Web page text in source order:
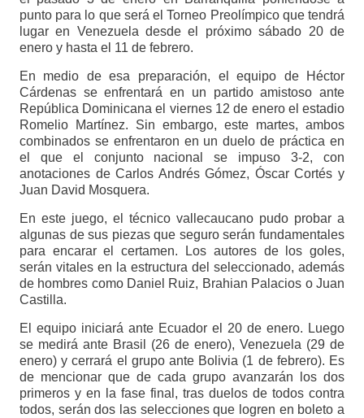
punto para lo que será el Torneo Preolímpico que tendrá
lugar en Venezuela desde el próximo sábado 20 de
enero y hasta el 11 de febrero.
En medio de esa preparación, el equipo de Héctor
Cárdenas se enfrentará en un partido amistoso ante
República Dominicana el viernes 12 de enero el estadio
Romelio Martínez. Sin embargo, este martes, ambos
combinados se enfrentaron en un duelo de práctica en
el que el conjunto nacional se impuso 3-2, con
anotaciones de Carlos Andrés Gómez, Óscar Cortés y
Juan David Mosquera.
En este juego, el técnico vallecaucano pudo probar a
algunas de sus piezas que seguro serán fundamentales
para encarar el certamen. Los autores de los goles,
serán vitales en la estructura del seleccionado, además
de hombres como Daniel Ruiz, Brahian Palacios o Juan
Castilla.
El equipo iniciará ante Ecuador el 20 de enero. Luego
se medirá ante Brasil (26 de enero), Venezuela (29 de
enero) y cerrará el grupo ante Bolivia (1 de febrero). Es
de mencionar que de cada grupo avanzarán los dos
primeros y en la fase final, tras duelos de todos contra
todos, serán dos las selecciones que logren en boleto a